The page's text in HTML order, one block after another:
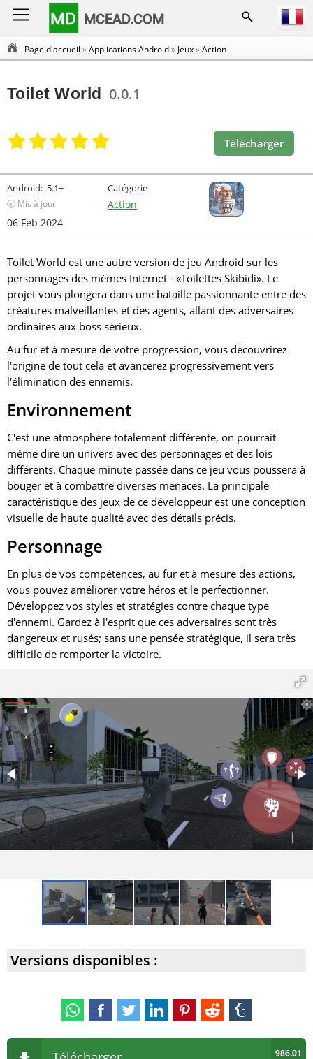
MD MCEAD.COM
Page d'accueil »Applications Android» Jeux»Action
Toilet World 0.0.1
Télécharger
Android: 5.1+
🕣 Mis à jour
06 Feb 2024
Catégorie
Action
Toilet World est une autre version de jeu Android sur les
personnages des mèmes Internet - «Toilettes Skibidi». Le
projet vous plongera dans une bataille passionnante entre des
créatures malveillantes et des agents, allant des adversaires
ordinaires aux boss sérieux.
Au fur et à mesure de votre progression, vous découvrirez
l'origine de tout cela et avancerez progressivement vers
l'élimination des ennemis.
Environnement
C'est une atmosphère totalement différente, on pourrait
même dire un univers avec des personnages et des lois
différents. Chaque minute passée dans ce jeu vous poussera à
bouger et à combattre diverses menaces. La principale
caractéristique des jeux de ce développeur est une conception
visuelle de haute qualité avec des détails précis.
Personnage
En plus de vos compétences, au fur et à mesure des actions,
vous pouvez améliorer votre héros et le perfectionner.
Développez vos styles et stratégies contre chaque type
d'ennemi. Gardez à l'esprit que ces adversaires sont très
dangereux et rusés; sans une pensée stratégique, il sera très
difficile de remporter la victoire.
Versions disponibles :
986.01